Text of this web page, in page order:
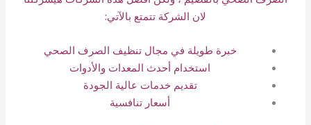
لان الشركة تتمتع بالآتي:
خبرة طويلة في مجال تنظيف الصرف الصحي
استخدام أحدث المعدات والأدوات
تقديم خدمات عالية الجودة
أسعار تنافسية